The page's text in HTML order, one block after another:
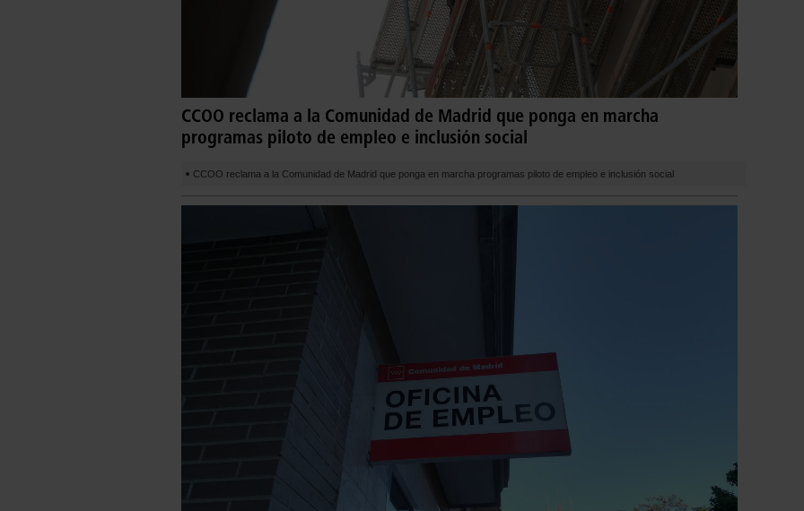
CCOO reclama a la Comunidad de Madrid que ponga en marcha
programas piloto de empleo e inclusión social
CCOO reclama a la Comunidad de Madrid que ponga en marcha programas piloto de empleo e inclusión social